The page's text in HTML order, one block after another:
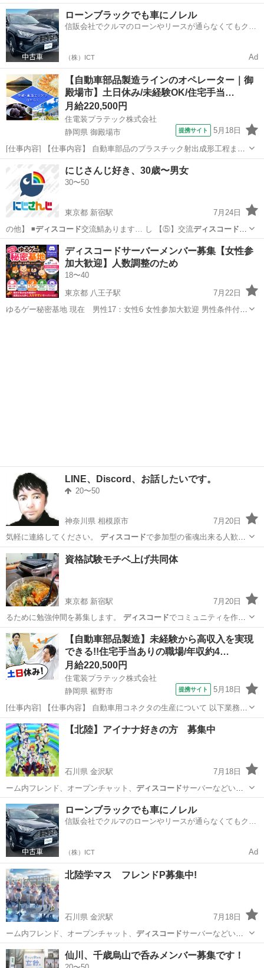
作ってくれる初期メンバーを募集しています！ 「固定メンバーで楽し
く遊びたい」「気軽にVCしながらゲームしたい」そんな人はぜひ！ 🌸
募集条件 ・...
福井 坂井市 大関駅 ゲーム/アプリ
ローンブラックでも車にノレル
信販会社でクルマのローンやリースが通らなくてもクル
（株）ICT Ad
【自動車部品製造ラインのオペレーター｜御
殿場市】土日休み/未経験OK/住宅手当…
月給220,500円
住電装プラテック株式会社
静岡県 御殿場市
提携サイト 5月18日
[仕事内容] 【仕事内容】 自動車部品のプラスチック射出成形工程また
は組立工程での以下業務をお願いします。 ・生産段取り、チョコ停解
除などの作業 ・箱替え、梱包などの作業 ・材料及び部材供給及び補助
作業 ・物流や簡易保全作業...
工場
にじさんじ好き、30歳〜男女
30〜50
東京都 新宿駅
7月24日
の他】 ◾️ディスコード交流鯖あります… し 【⑤】交流ディスコード
参加するか …
東京 新宿区 その他
ディスコードサーバーメンバー募集【女性参
加大歓迎】人数調整のため
18〜40
東京都 八王子駅
7月22日
ゆるゲー秘密基地 現在 男性17：女性6 女性参加大歓迎 男性条件付き
LINE、Discord、お話したいです。
20〜50
神奈川県 相模原市
7月20日
気軽に連絡してください。 ディスコードで参加型の雀魂出来る人歓迎
します。…
神奈川 相模原市 友達 ディスコード
資格試験モチベ上げ共同体
東京都 新宿駅
7月20日
るために勉強仲間を募集します。 ディスコードでコミュニティを作り
たいです。 …
東京 新宿区 新宿駅 その他
【自動車部品製造】未経験から高収入を実現
できる!!住宅手当ありの職場/年収約4…
月給220,500円
住電装プラテック株式会社
静岡県 裾野市
提携サイト 5月18日
[仕事内容] 【仕事内容】 自動車用コネクタの生産について 以下業務を
ご担当いただきます。（雇入れ直後） ○製品の寸法測定、機能検査、
外観検査業務 ○その他付随作業 （業務内容の変更の範囲） 会社が定め
る範囲の業務 （...
静岡 裾野市 工場
【北陸】アイナナ好きの方 募集中
石川県 金沢駅
7月18日
ーム内フレンド、オープンチャット、 ディスコードサーバーなどいろ
いろ用意できればい…
石川 金沢市 金沢駅 アニメ アイナナ
ローンブラックでも車にノレル
信販会社でクルマのローンやリースが通らなくてもクル
（株）ICT Ad
北陸学マス フレンドP募集中!
石川県 金沢駅
7月18日
ーム内フレンド、オープンチャット、 ディスコードサーバーなどいろ
いろ用意できればい…
石川 金沢市 金沢駅 ゲーム/アプリ フレンド
仙川、千歳烏山で呑みメンバー募集です！